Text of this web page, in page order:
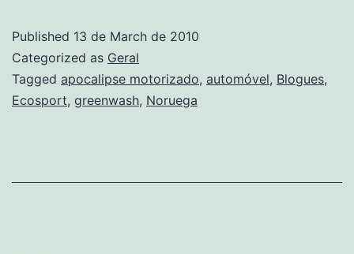
Published 13 de March de 2010
Categorized as Geral
Tagged apocalipse motorizado, automóvel, Blogues,
Ecosport, greenwash, Noruega